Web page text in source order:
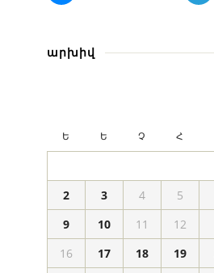
արխիվ
Ե Ե Չ Հ
2
3 4 5
9
10 11 12
16
17 18 19